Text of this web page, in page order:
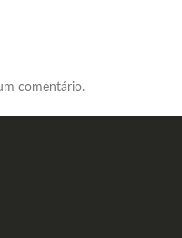
comentário.